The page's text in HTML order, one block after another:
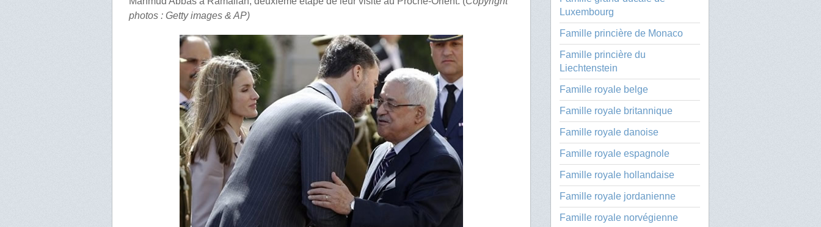
photos : Getty images & AP)
Luxembourg
Famille princière de Monaco
Famille princière du
Liechtenstein
Famille royale belge
Famille royale britannique
Famille royale danoise
Famille royale espagnole
Famille royale hollandaise
Famille royale jordanienne
Famille royale norvégienne